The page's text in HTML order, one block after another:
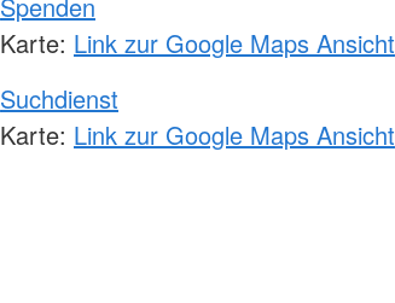
Karte: Link zur Google Maps Ansicht
Suchdienst
Karte: Link zur Google Maps Ansicht